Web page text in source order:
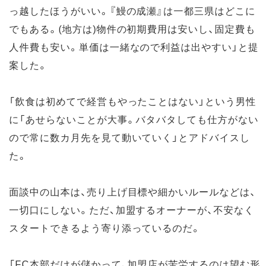
っ越したほうがいい。『鰻の成瀬』は一都三県はどこに
でもある。(地方は)物件の初期費用は安いし、固定費も
人件費も安い。単価は一緒なので利益は出やすい」と提
案した。
「飲食は初めてで経営もやったことはない」という男性
に「あせらないことが大事。バタバタしても仕方がない
ので常に数カ月先を見て動いていく」とアドバイスし
た。
面談中の山本は、売り上げ目標や細かいルールなどは、
一切口にしない。ただ、加盟するオーナーが、不安なく
スタートできるよう寄り添っているのだ。